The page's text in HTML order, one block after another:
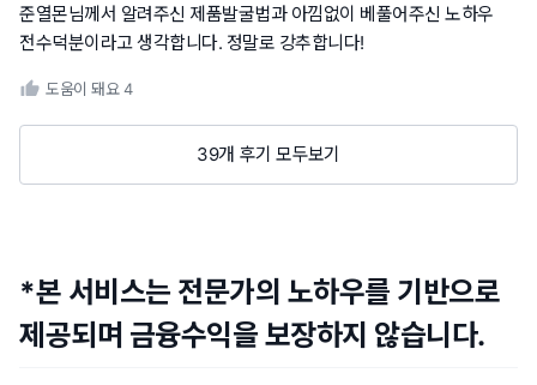
준열몬님께서 알려주신 제품발굴법과 아낌없이 베풀어주신 노하우
전수덕분이라고 생각합니다. 정말로 강추합니다!
도움이 돼요 4
39개 후기 모두보기
*본 서비스는 전문가의 노하우를 기반으로
제공되며 금융수익을 보장하지 않습니다.